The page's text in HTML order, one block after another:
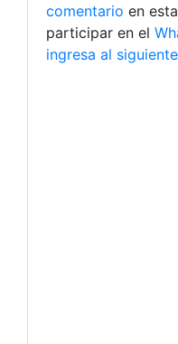
comentario en
participar en el
ingresa al